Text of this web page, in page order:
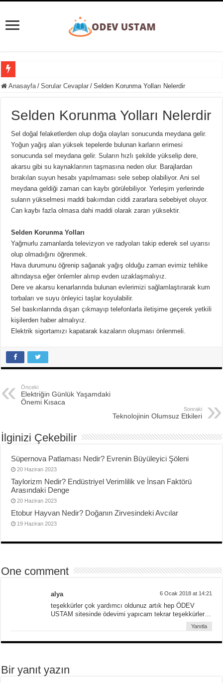
Süpernova Patlaması Nedir? Evrenin Büyüleyici Şöleni
Etobur Hayvan Nedir? Doğanın Zirvesindeki Avcılar
Eğitim Ve Öğretimin Yaşı Yoktur Sözü Ne Kadar Doğrudur?
Gezegenler Nasıl Oluşmuştur? Evrenin Heyecan Verici Doğum Süreci
Yer Yön Zarfları Nedir? 20 Tane Örnek
Pansiyon Nedir? Yarım ve Tam Pansiyon Nedir?
Basit Kesir Nedir? 20 Tane Örnek
Ardışık Sayılar Nedir ve Örnekler
Ünlü Türemesi Nedir? 20 Tane Örnek
Anasayfa / Sorular Cevaplar / Selden Korunma Yolları Nelerdir
Selden Korunma Yolları Nelerdir
Sel doğal felaketlerden olup doğa olayları sonucunda meydana gelir.
Yoğun yağış alan yüksek tepelerde bulunan karların erimesi
sonucunda sel meydana gelir. Suların hızlı şekilde yükselip dere,
akarsu gibi su kaynaklarının taşmasına neden olur. Barajlardan
bırakılan suyun hesabı yapılmaması sele sebep olabiliyor. Ani sel
meydana geldiği zaman can kaybı görülebiliyor. Yerleşim yerlerinde
suların yükselmesi maddi bakımdan ciddi zararlara sebebiyet oluyor.
Can kaybı fazla olmasa dahi maddi olarak zararı yüksektir.
Selden Korunma Yolları
Yağmurlu zamanlarda televizyon ve radyoları takip ederek sel uyarısı
olup olmadığını öğrenmek.
Hava durumunu öğrenip sağanak yağış olduğu zaman evimiz tehlike
altındaysa eğer önlemler alınıp evden uzaklaşmalıyız.
Dere ve akarsu kenarlarında bulunan evlerimizi sağlamlaştırarak kum
torbaları ve suyu önleyici taşlar koyulabilir.
Sel baskınlarında dışarı çıkmayıp telefonlarla iletişime geçerek yetkili
kişilerden haber almalıyız.
Elektrik sigortamızı kapatarak kazaların oluşması önlenmeli.
Önceki
Elektriğin Günlük Yaşamdaki
Önemi Kısaca
Sonraki
Teknolojinin Olumsuz Etkileri
İlginizi Çekebilir
Süpernova Patlaması Nedir? Evrenin Büyüleyici Şöleni
20 Haziran 2023
Taylorizm Nedir? Endüstriyel Verimlilik ve İnsan Faktörü
Arasındaki Denge
20 Haziran 2023
Etobur Hayvan Nedir? Doğanın Zirvesindeki Avcılar
19 Haziran 2023
One comment
alya 6 Ocak 2018 at 14:21
teşekkürler çok yardımcı oldunuz artık hep ÖDEV
USTAM sitesinde ödevimi yapıcam tekrar teşekkürler…
Yanıtla
Bir yanıt yazın